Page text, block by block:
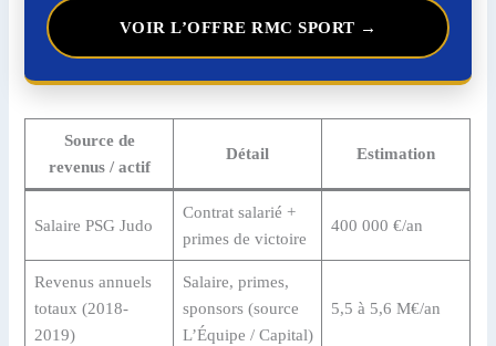
VOIR L’OFFRE RMC SPORT →
Source de
revenus / actif
Détail Estimation
Salaire PSG Judo
Contrat salarié +
primes de victoire
400 000 €/an
Revenus annuels
totaux (2018-
2019)
Salaire, primes,
sponsors (source
L’Équipe / Capital)
5,5 à 5,6 M€/an